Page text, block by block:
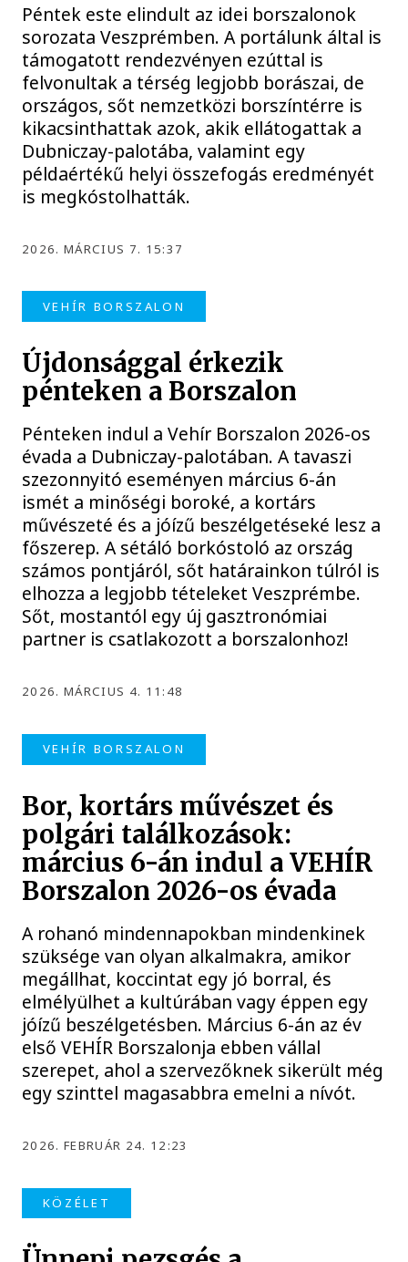
Péntek este elindult az idei borszalonok
sorozata Veszprémben. A portálunk által is
támogatott rendezvényen ezúttal is
felvonultak a térség legjobb borászai, de
országos, sőt nemzetközi borszíntérre is
kikacsinthattak azok, akik ellátogattak a
Dubniczay-palotába, valamint egy
példaértékű helyi összefogás eredményét
is megkóstolhatták.
2026. MÁRCIUS 7. 15:37
VEHÍR BORSZALON
Újdonsággal érkezik
pénteken a Borszalon
Pénteken indul a Vehír Borszalon 2026-os
évada a Dubniczay-palotában. A tavaszi
szezonnyitó eseményen március 6-án
ismét a minőségi boroké, a kortárs
művészeté és a jóízű beszélgetéseké lesz a
főszerep. A sétáló borkóstoló az ország
számos pontjáról, sőt határainkon túlról is
elhozza a legjobb tételeket Veszprémbe.
Sőt, mostantól egy új gasztronómiai
partner is csatlakozott a borszalonhoz!
2026. MÁRCIUS 4. 11:48
VEHÍR BORSZALON
Bor, kortárs művészet és
polgári találkozások:
március 6-án indul a VEHÍR
Borszalon 2026-os évada
A rohanó mindennapokban mindenkinek
szüksége van olyan alkalmakra, amikor
megállhat, koccintat egy jó borral, és
elmélyülhet a kultúrában vagy éppen egy
jóízű beszélgetésben. Március 6-án az év
első VEHÍR Borszalonja ebben vállal
szerepet, ahol a szervezőknek sikerült még
egy szinttel magasabbra emelni a nívót.
2026. FEBRUÁR 24. 12:23
KÖZÉLET